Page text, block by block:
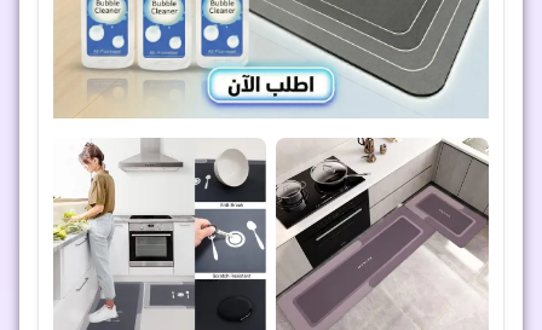
عرض 3 قطع شنط غسيل الأحذية – حماية متكاملة
أثناء الغسيل
3 شنط غسيل أحذية لحماية حذائك الرياضي أو الجلدي أو أحذية
الأطفال أثناء الغسيل. قماش شبكي متين وسحّاب محكم للحفاظ